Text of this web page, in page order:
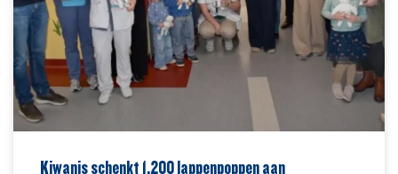
Kiwanis schenkt 1.200 lappenpoppen aan